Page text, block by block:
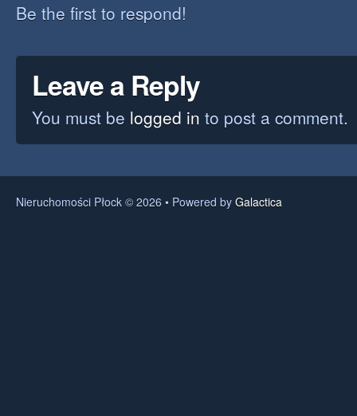
Be the first to respond!
Leave a Reply
You must be logged in to post a comment.
Nieruchomości Płock © 2026 • Powered by Galactica